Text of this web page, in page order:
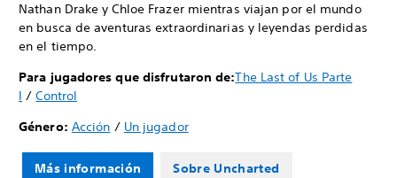
Nathan Drake y Chloe Frazer mientras viajan por el mundo
en busca de aventuras extraordinarias y leyendas perdidas
en el tiempo.
Para jugadores que disfrutaron de:The Last of Us Parte
I /Control
Género: Acción / Un jugador
Más información Sobre Uncharted